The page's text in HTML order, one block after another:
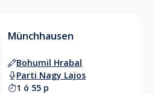
Münchhausen
Bohumil Hrabal
Parti Nagy Lajos
1 ó 55 p